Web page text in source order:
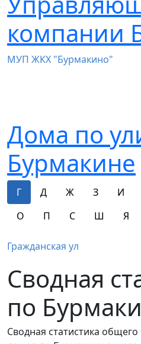
компании
МУП ЖКХ "Бурмакино"
Дома по
Бурмакине
Г Д Ж З И
О
П С Ш Я
Гражданская ул
Сводная
по
Сводная статистика